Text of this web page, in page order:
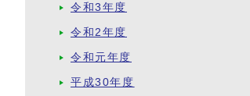
令和3年度
令和2年度
令和元年度
平成30年度